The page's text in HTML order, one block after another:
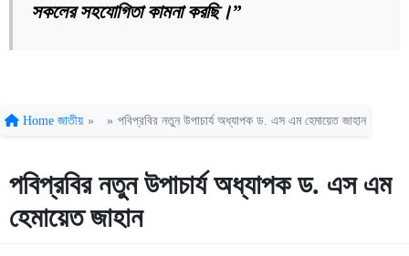
সকলের সহযোগিতা কামনা করছি।”
Home জাতীয় » » পবিপ্রবির নতুন উপাচার্য অধ্যাপক ড. এস এম হেমায়েত জাহান
পবিপ্রবির নতুন উপাচার্য অধ্যাপক ড. এস এম
হেমায়েত জাহান